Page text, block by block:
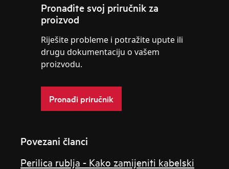
Pronađite svoj priručnik za
proizvod
Riješite probleme i potražite upute ili
drugu dokumentaciju o vašem
proizvodu.
Pronađi priručnik
Povezani članci
Perilica rublja - Kako zamijeniti kabelski